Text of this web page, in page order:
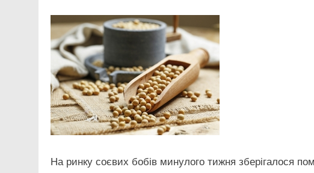
Link
На ринку соєвих бобів минулого тижня зберігалося